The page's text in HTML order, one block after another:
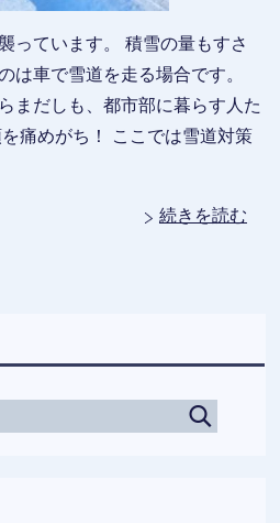
っています。 積雪の量もすさ
は車で雪道を走る場合です。
まだしも、都市部に暮らす人た
痛めがち！ ここでは雪道対策
続きを読む